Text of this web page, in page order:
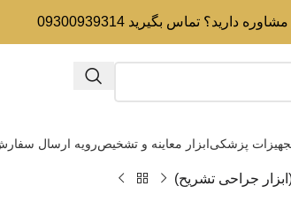
دارید؟ تماس بگیرید 09300939314
پزشکیابزار معاینه و تشخیصرویه ارسال
جراحی تشریح)